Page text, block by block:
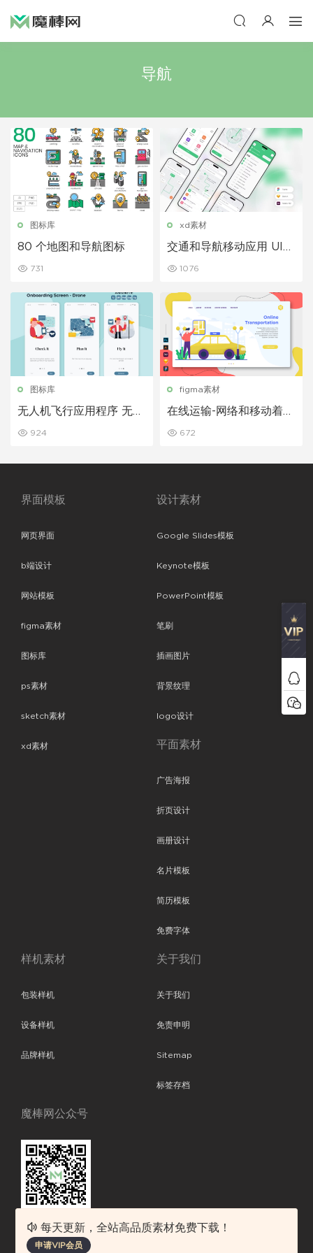
导航
图标库
80 个地图和导航图标
731
xd素材
交通和导航移动应用 UI
1076
图标库
无人机飞行应用程序 无人
材下载
924
figma素材
在线运输-网络和移动着陆
672
界面模板
网页界面
b端设计
网站模板
figma素材
图标库
ps素材
sketch素材
xd素材
设计素材
Google Slides模板
Keynote模板
PowerPoint模板
笔刷
插画图片
背景纹理
logo设计
平面素材
广告海报
折页设计
画册设计
名片模板
简历模板
免费字体
样机素材
包装样机
设备样机
品牌样机
关于我们
关于我们
免责申明
Sitemap
标签存档
魔棒网公众号
魔棒网提供优质设计模板下载，分享优秀的设计。素材包含了APP设计、
每天更新，全站高品质素材免费下载！
申请VIP会员